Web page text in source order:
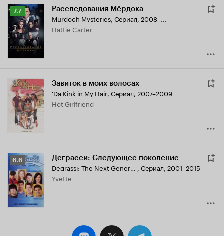
Рейтинг
Кинопоиска
7.7
7.7 Расследования Мёрдока
Murdoch Mysteries, Сериал, 2008–...
Hattie Carter
Завиток в моих волосах
'Da Kink in My Hair, Сериал, 2007–2009
Hot Girlfriend
Рейтинг
Кинопоиска
6.6
6.6 Деграсси: Следующее поколение
Degrassi: The Next Generation , Сериал, 2001–2015
Yvette